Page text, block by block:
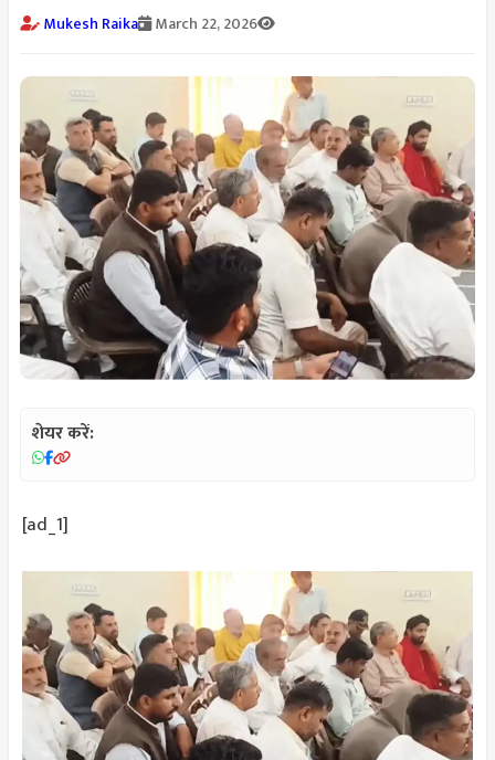
Mukesh Raika March 22, 2026
शेयर करें:
[ad_1]